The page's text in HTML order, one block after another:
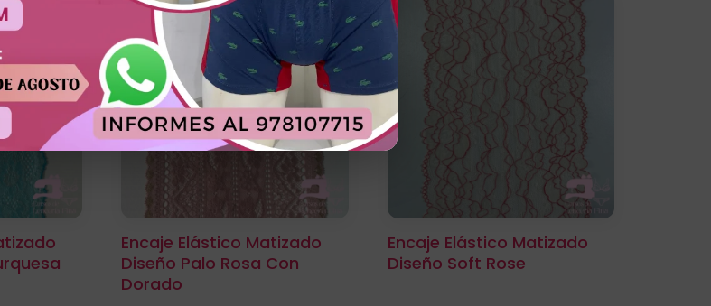
Encaje Elástico Matizado
Diseño Palo Rosa Con
Dorado
Encaje Elástico Matizado
Diseño Soft Rose